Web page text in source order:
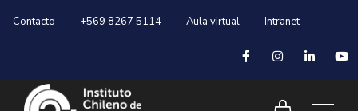
Contacto +569 8267 5114 Aula virtual Intranet